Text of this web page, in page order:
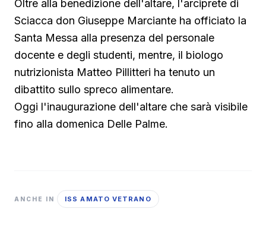
Oltre alla benedizione dell'altare, l'arciprete di
Sciacca don Giuseppe Marciante ha officiato la
Santa Messa alla presenza del personale
docente e degli studenti, mentre, il biologo
nutrizionista Matteo Pillitteri ha tenuto un
dibattito sullo spreco alimentare.
Oggi l'inaugurazione dell'altare che sarà visibile
fino alla domenica Delle Palme.
ANCHE IN ISS AMATO VETRANO